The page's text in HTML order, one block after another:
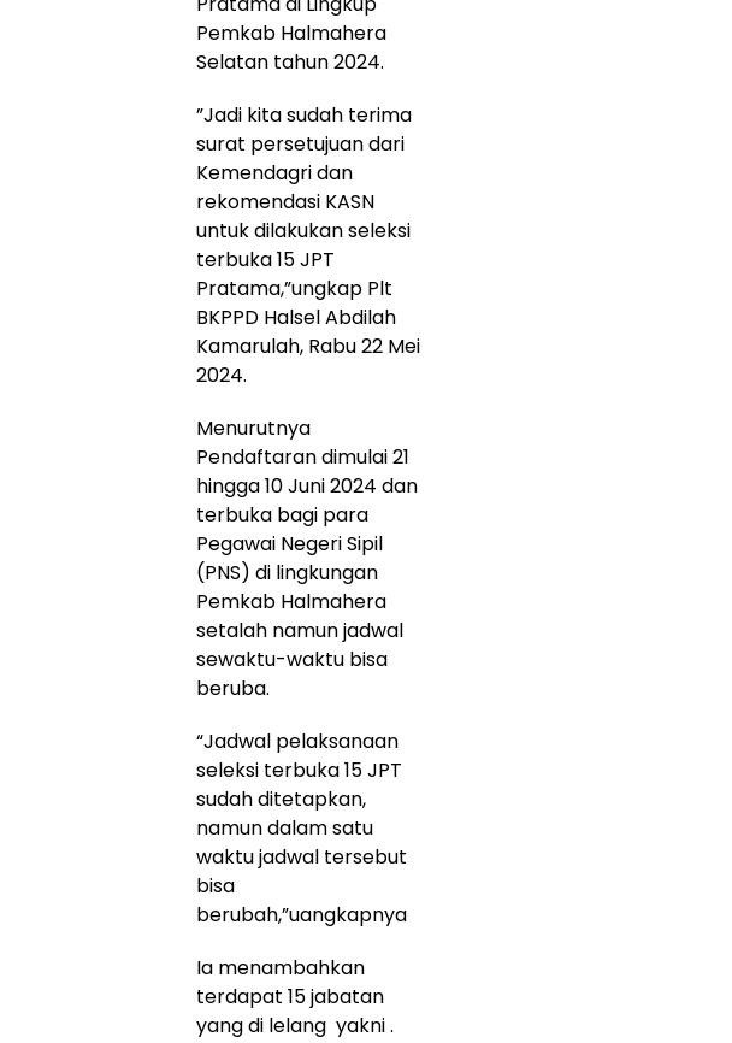
Pemkab Halmahera
Selatan tahun 2024.
”Jadi kita sudah terima
surat persetujuan dari
Kemendagri dan
rekomendasi KASN
untuk dilakukan seleksi
terbuka 15 JPT
Pratama,”ungkap Plt
BKPPD Halsel Abdilah
Kamarulah, Rabu 22 Mei
2024.
Menurutnya
Pendaftaran dimulai 21
hingga 10 Juni 2024 dan
terbuka bagi para
Pegawai Negeri Sipil
(PNS) di lingkungan
Pemkab Halmahera
setalah namun jadwal
sewaktu-waktu bisa
beruba.
“Jadwal pelaksanaan
seleksi terbuka 15 JPT
sudah ditetapkan,
namun dalam satu
waktu jadwal tersebut
bisa
berubah,”uangkapnya
Ia menambahkan
terdapat 15 jabatan
yang di lelang yakni .